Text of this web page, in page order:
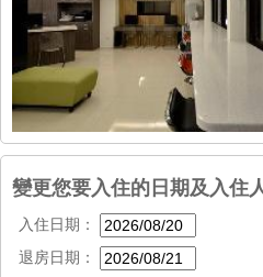
變更您要入住的日期及入住
入住日期：
退房日期：